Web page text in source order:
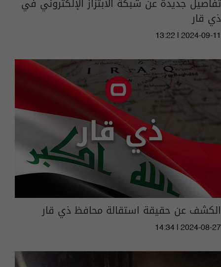
ذي قار
13:22 | 2024-09-11
الكشف عن حقيقة استقالة محافظ ذي قار
14:34 | 2024-08-27